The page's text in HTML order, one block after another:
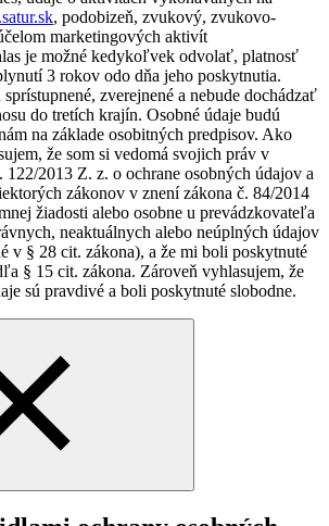
, podobizeň, zvukový, zvukovo-
marketingových aktivít
je možné kedykoľvek odvolať, platnosť
3 rokov odo dňa jeho poskytnutia.
zverejnené a nebude dochádzať
do tretích krajín. Osobné údaje budú
na základe osobitných predpisov. Ako
že som si vedomá svojich práv v
122/2013 Z. z. o ochrane osobných údajov a
zákonov v znení zákona č. 84/2014
žiadosti alebo osobne u prevádzkovateľa
neaktuálnych alebo neúplných údajov
v § 28 cit. zákona), a že mi boli poskytnuté
§ 15 cit. zákona. Zároveň vyhlasujem, že
sú pravdivé a boli poskytnuté slobodne.